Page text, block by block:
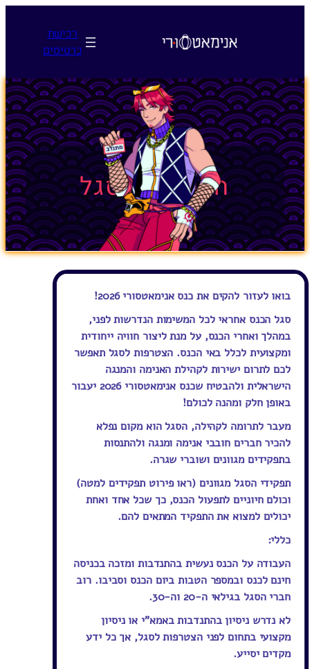
רכישת
כרטיסים
הרשמה לסגל
בואו לעזור להקים את כנס אנימאטסורי 2026!
סגל הכנס אחראי לכל המשימות הנדרשות לפני,
במהלך ואחרי הכנס, על מנת ליצור חוויה ייחודית
ומקצועית לכלל באי הכנס. הצטרפות לסגל תאפשר
לכם לתרום ישירות לקהילת האנימה והמנגה
הישראלית ולהבטיח שכנס אנימאטסורי 2026 יעבור
באופן חלק ומהנה לכולם!
מעבר לתרומה לקהילה, הסגל הוא מקום נפלא
להכיר חברים חובבי אנימה ומנגה ולהתנסות
בתפקידים מגוונים ושוברי שגרה.
תפקידי הסגל מגוונים (ראו פירוט תפקידים למטה)
וכולם חיוניים לתפעול הכנס, כך שכל אחד ואחת
יכולים למצוא את התפקיד המתאים להם.
כללי:
העבודה על הכנס נעשית בהתנדבות ומזכה בכניסה
חינם לכנס ובמספר הטבות ביום הכנס וסביבו. רוב
חברי הסגל בגילאי ה-20 וה-30.
לא נדרש ניסיון בהתנדבות באמא"י או ניסיון
מקצועי בתחום לפני הצטרפות לסגל, אך כל ידע
מקדים יסייע.